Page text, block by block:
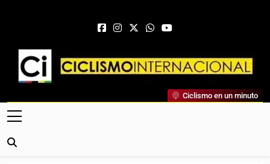
Ciclismo Internacional
Web Dedicada Al Ciclismo Mundial. Entrevistas, Análisis,
Crónicas, Previas Y Más. La Web Ciclista De Referencia.
Ciclismo en un minuto